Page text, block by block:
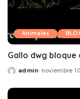
Animales
Gallo dwg bloque
Posted
admin noviembre